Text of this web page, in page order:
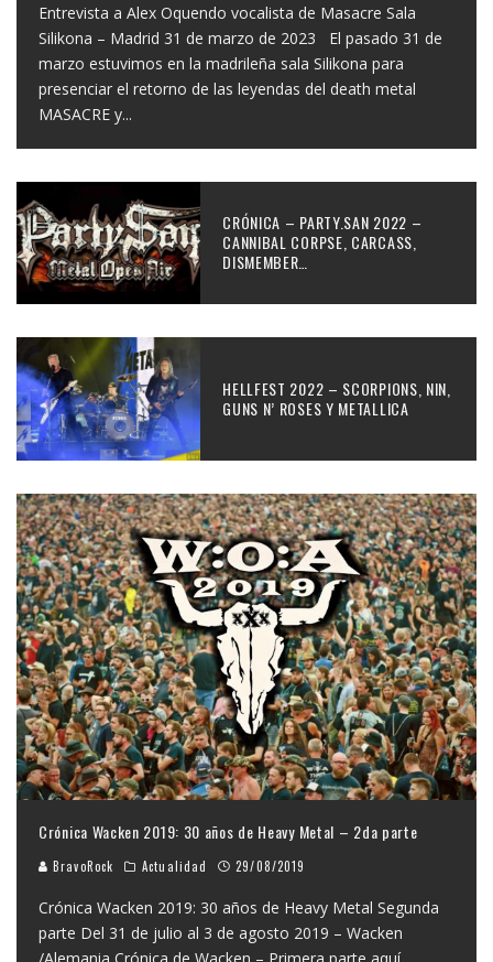
Entrevista a Alex Oquendo vocalista de Masacre Sala
Silikona – Madrid 31 de marzo de 2023 El pasado 31 de
marzo estuvimos en la madrileña sala Silikona para
presenciar el retorno de las leyendas del death metal
MASACRE y...
CRÓNICA – PARTY.SAN 2022 –
CANNIBAL CORPSE, CARCASS,
DISMEMBER…
HELLFEST 2022 – SCORPIONS, NIN,
GUNS N’ ROSES Y METALLICA
Crónica Wacken 2019: 30 años de Heavy Metal – 2da parte
BravoRock Actualidad 29/08/2019
Crónica Wacken 2019: 30 años de Heavy Metal Segunda
parte Del 31 de julio al 3 de agosto 2019 – Wacken